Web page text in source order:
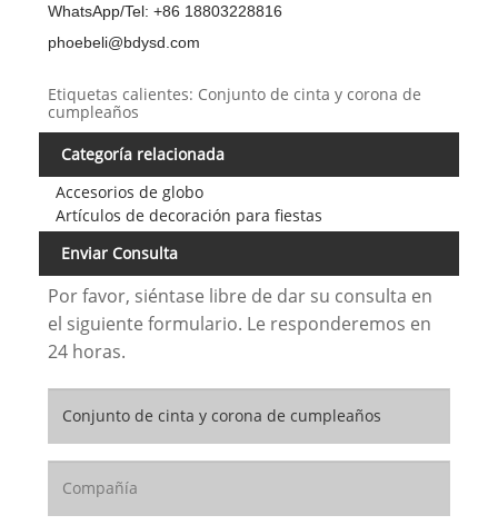
WhatsApp/Tel: +86 18803228816
phoebeli@bdysd.com
Etiquetas calientes: Conjunto de cinta y corona de
cumpleaños
Categoría relacionada
Accesorios de globo
Artículos de decoración para fiestas
Enviar Consulta
Por favor, siéntase libre de dar su consulta en
el siguiente formulario. Le responderemos en
24 horas.